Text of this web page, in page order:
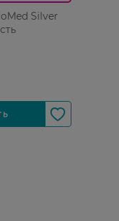
Silver